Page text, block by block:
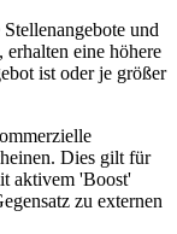
und
eine höhere
ist oder je größer
Dies gilt für
aktivem 'Boost'
zu externen